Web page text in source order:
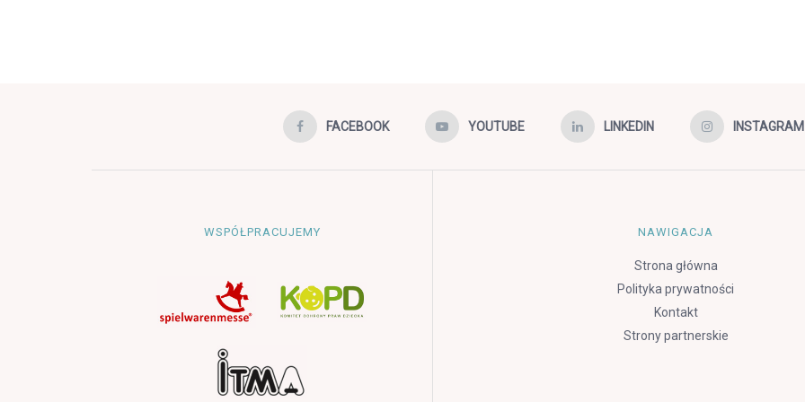
FACEBOOK YOUTUBE LINKEDIN INSTAGRAM
WSPÓŁPRACUJEMY NAWIGACJA
Strona główna
Polityka prywatności
Kontakt
Strony partnerskie